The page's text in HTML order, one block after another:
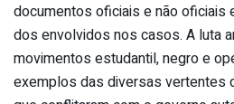
documentos oficiais e não
dos envolvidos nos casos. A luta
movimentos estudantil, negro e
exemplos das diversas vertentes